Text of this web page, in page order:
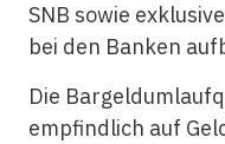
SNB sowie
bei den Banken
Die
empfindlich auf